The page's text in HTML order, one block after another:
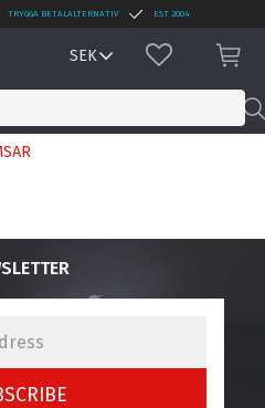
TRYGGA BETALALTERNATIV EST 2004
FAVORITES